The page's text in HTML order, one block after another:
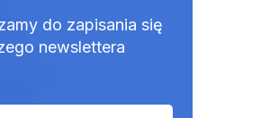
do zapisania się
newslettera